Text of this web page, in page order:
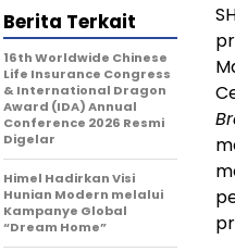
Berita Terkait
16th Worldwide Chinese
Life Insurance Congress
& International Dragon
Award (IDA) Annual
Conference 2026 Resmi
Digelar
Himel Hadirkan Visi
Hunian Modern melalui
Kampanye Global
“Dream Home”